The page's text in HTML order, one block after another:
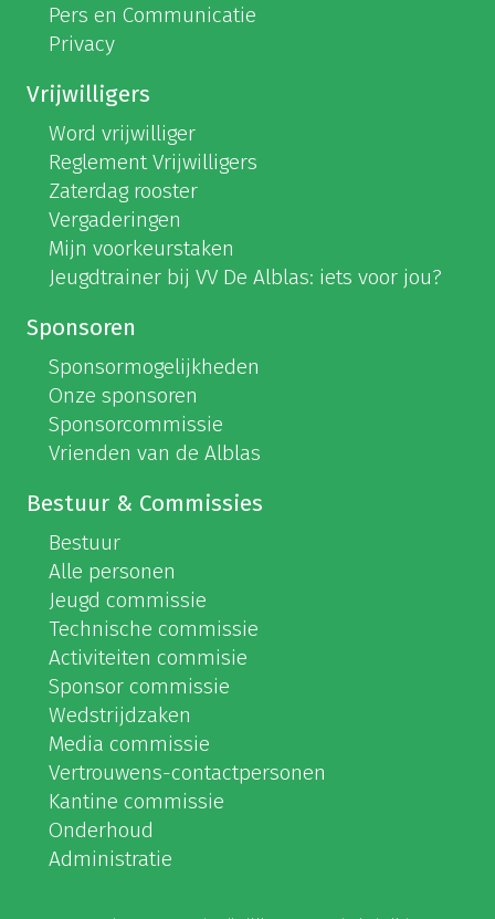
Pers en Communicatie
Privacy
Vrijwilligers
Word vrijwilliger
Reglement Vrijwilligers
Zaterdag rooster
Vergaderingen
Mijn voorkeurstaken
Jeugdtrainer bij VV De Alblas: iets voor jou?
Sponsoren
Sponsormogelijkheden
Onze sponsoren
Sponsorcommissie
Vrienden van de Alblas
Bestuur & Commissies
Bestuur
Alle personen
Jeugd commissie
Technische commissie
Activiteiten commisie
Sponsor commissie
Wedstrijdzaken
Media commissie
Vertrouwens-contactpersonen
Kantine commissie
Onderhoud
Administratie